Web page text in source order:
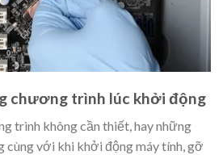
chương trình lúc khởi động
trình không cần thiết, hay những
với khi khởi động máy tính, gỡ